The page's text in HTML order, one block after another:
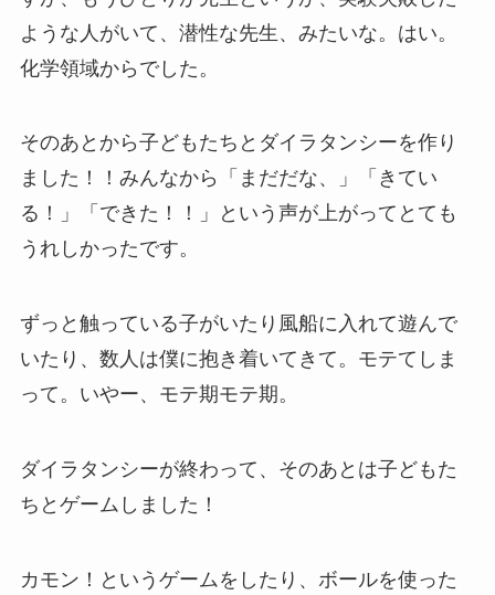
ような人がいて、潜性な先生、みたいな。はい。
化学領域からでした。
そのあとから子どもたちとダイラタンシーを作り
ました！！みんなから「まだだな、」「きてい
る！」「できた！！」という声が上がってとても
うれしかったです。
ずっと触っている子がいたり風船に入れて遊んで
いたり、数人は僕に抱き着いてきて。モテてしま
って。いやー、モテ期モテ期。
ダイラタンシーが終わって、そのあとは子どもた
ちとゲームしました！
カモン！というゲームをしたり、ボールを使った